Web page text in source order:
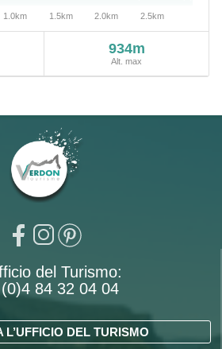
934m
Alt. max
del Turismo:
84 32 04 04
L’UFFICIO DEL TURISMO